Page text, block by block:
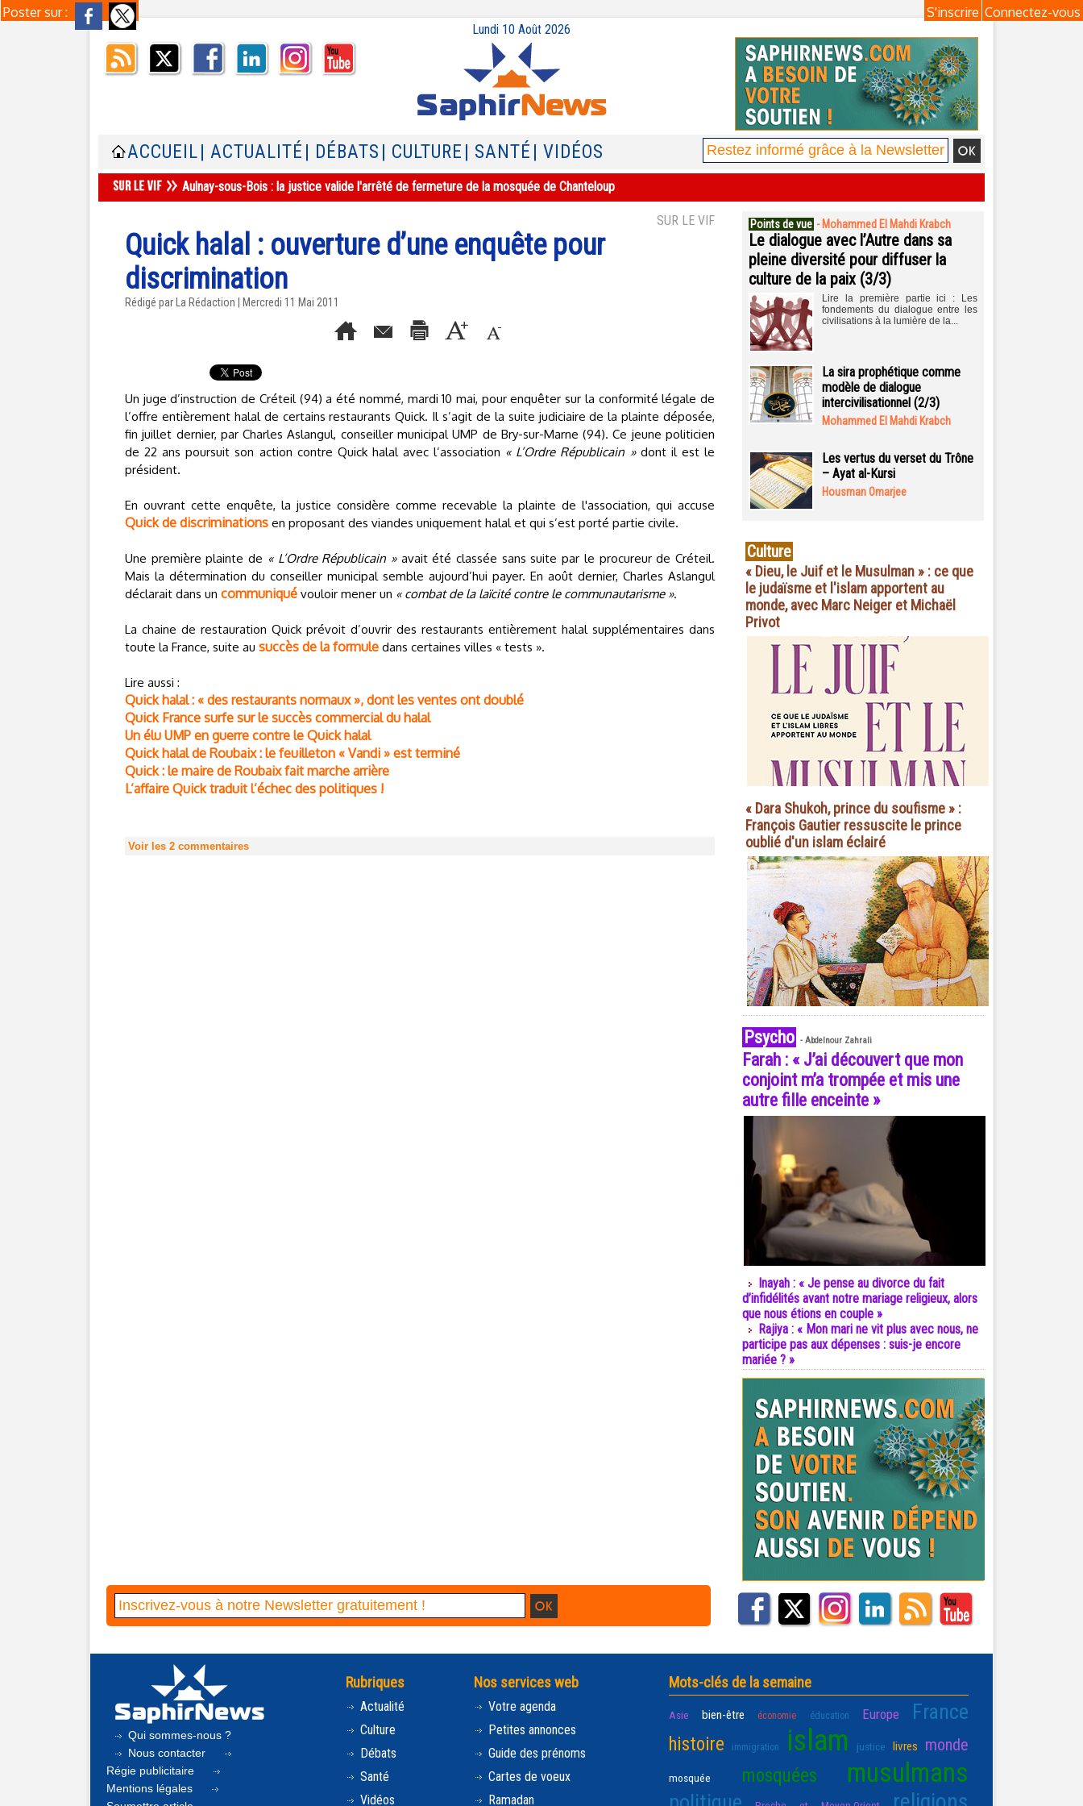
Poster sur : Connectez-vous
S'inscrire
Lundi 10 Août 2026
ACCUEIL | ACTUALITÉ | DÉBATS | CULTURE | SANTÉ | VIDÉOS
Aulnay-sous-Bois : la justice valide l'arrêté de fermeture de la mosquée de Chanteloup
SUR LE VIF
Quick halal : ouverture d’une enquête pour
discrimination
Rédigé par La Rédaction | Mercredi 11 Mai 2011
Un juge d’instruction de Créteil (94) a été nommé, mardi 10 mai, pour enquêter sur la conformité légale de
l’offre entièrement halal de certains restaurants Quick. Il s’agit de la suite judiciaire de la plainte déposée,
fin juillet dernier, par Charles Aslangul, conseiller municipal UMP de Bry-sur-Marne (94). Ce jeune politicien
de 22 ans poursuit son action contre Quick halal avec l’association « L’Ordre Républicain »dont il est le
président.
En ouvrant cette enquête, la justice considère comme recevable la plainte de l'association, qui accuse
Quick de discriminations en proposant des viandes uniquement halal et qui s’est porté partie civile.
Une première plainte de « L’Ordre Républicain »avait été classée sans suite par le procureur de Créteil.
Mais la détermination du conseiller municipal semble aujourd’hui payer. En août dernier, Charles Aslangul
déclarait dans un communiqué vouloir mener un « combat de la laïcité contre le communautarisme ».
La chaine de restauration Quick prévoit d’ouvrir des restaurants entièrement halal supplémentaires dans
toute la France, suite au succès de la formule dans certaines villes « tests ».
Lire aussi :
Quick halal : « des restaurants normaux », dont les ventes ont doublé
Quick France surfe sur le succès commercial du halal
Un élu UMP en guerre contre le Quick halal
Quick halal de Roubaix : le feuilleton « Vandi » est terminé
Quick : le maire de Roubaix fait marche arrière
L’affaire Quick traduit l’échec des politiques !
Voir les 2 commentaires
Points de vue - Mohammed El Mahdi Krabch
Le dialogue avec l’Autre dans sa
pleine diversité pour diffuser la
culture de la paix (3/3)
Lire la première partie ici : Les
fondements du dialogue entre les
civilisations à la lumière de la...
La sira prophétique comme
modèle de dialogue
intercivilisationnel (2/3)
Mohammed El Mahdi Krabch
Les vertus du verset du Trône
– Ayat al-Kursi
Housman Omarjee
Culture
« Dieu, le Juif et le Musulman » : ce que
le judaïsme et l'islam apportent au
monde, avec Marc Neiger et Michaël
Privot
« Dara Shukoh, prince du soufisme » :
François Gautier ressuscite le prince
oublié d'un islam éclairé
Psycho - Abdelnour Zahrali
Farah : « J’ai découvert que mon
conjoint m’a trompée et mis une
autre fille enceinte »
Inayah : « Je pense au divorce du fait
d’infidélités avant notre mariage religieux, alors
que nous étions en couple »
Rajiya : « Mon mari ne vit plus avec nous, ne
participe pas aux dépenses : suis-je encore
mariée ? »
Qui sommes-nous ?
Nous contacter
Régie publicitaire
Mentions légales
Rubriques
Actualité
Culture
Débats
Santé
Vidéos
Nos services web
Votre agenda
Petites annonces
Guide des prénoms
Cartes de voeux
Ramadan
Mots-clés de la semaine
Asie bien-être économie éducation Europe France
histoire immigration islam justice livres monde
mosquée mosquées musulmans